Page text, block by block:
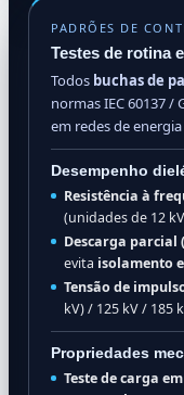
PADRÕES DE
Testes de rotina
Todos buchas de
normas IEC 60137 /
em redes de
Desempenho
Resistência à
(unidades de 12
Descarga parcial
evita isolamento
Tensão de
kV) / 125 kV / 185
Propriedades
Teste de carga